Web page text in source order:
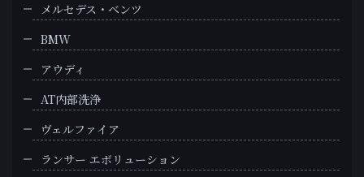
メルセデス・ベンツ
BMW
アウディ
AT内部洗浄
ヴェルファイア
ランサー エボリューション